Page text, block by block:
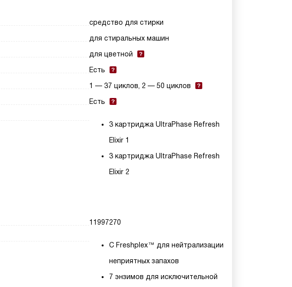
средство для стирки
для стиральных машин
для цветной
Есть
1 — 37 циклов, 2 — 50 циклов
Есть
3 картриджа UltraPhase Refresh
Elixir 1
3 картриджа UltraPhase Refresh
Elixir 2
11997270
С Freshplex™ для нейтрализации
неприятных запахов
7 энзимов для исключительной